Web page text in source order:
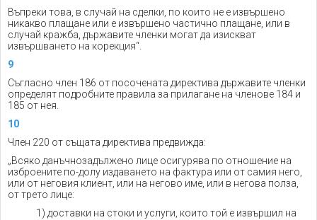
Въпреки това, в случай на сделки, по които не е извършено
никакво плащане или е извършено частично плащане, или в
случай кражба, държавите членки могат да изискват
извършването на корекция“.
9
Съгласно член 186 от посочената директива държавите членки
определят подробните правила за прилагане на членове 184 и
185 от нея.
10
Член 220 от същата директива предвижда:
„Всяко данъчнозадължено лице осигурява по отношение на
изброените по-долу издаването на фактура или от самия него,
или от неговия клиент, или на негово име, или в негова полза,
от трето лице:
1) доставки на стоки и услуги, които той е извършил на